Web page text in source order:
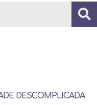
DESCOMPLICADA